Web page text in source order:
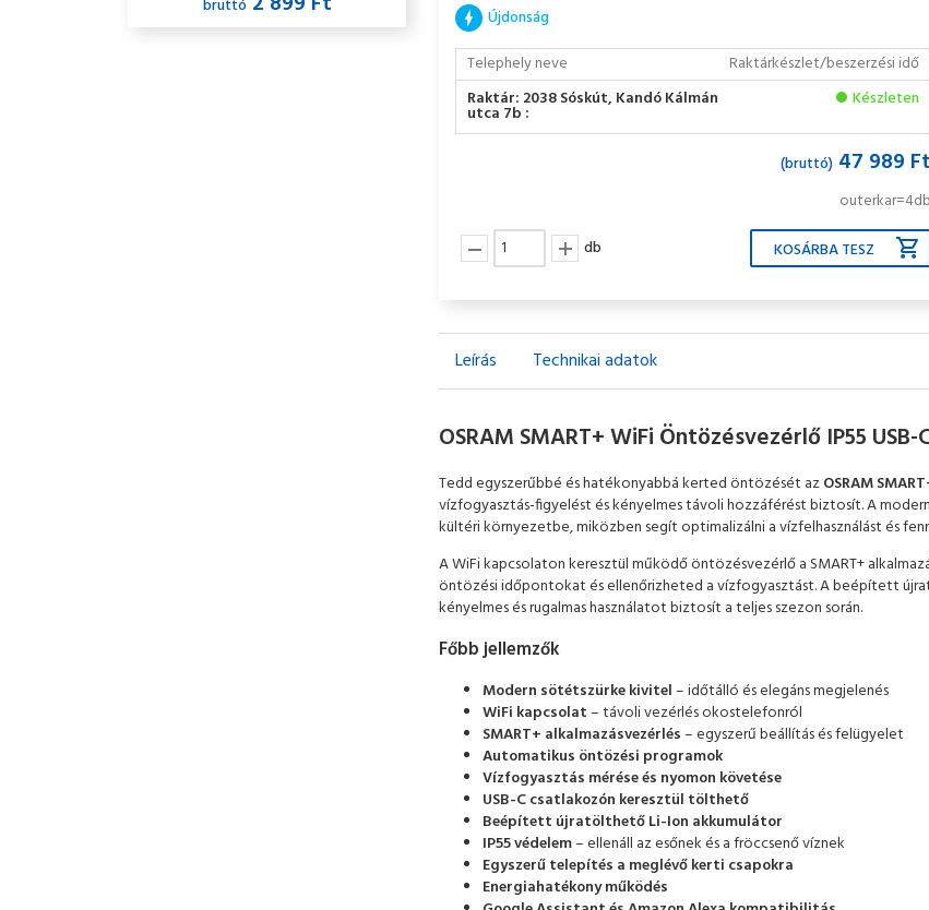
bruttó
Újdonság
Telephely neve
Raktárkészlet/beszerzési idő
Raktár: 2038 Sóskút, Kandó Kálmán
utca 7b :
Készleten
(bruttó) 47 989 Ft
outerkar=4db
db
Leírás Technikai adatok
OSRAM SMART+ WiFi Öntözésvezérlő IP55
Tedd egyszerűbbé és hatékonyabbá kerted öntözését azOSRAM
vízfogyasztás-figyelést és kényelmes távoli hozzáférést biztosít. A modern
kültéri környezetbe, miközben segít optimalizálni a vízfelhasználást és
A WiFi kapcsolaton keresztül működő öntözésvezérlő a SMART+
öntözési időpontokat és ellenőrizheted a vízfogyasztást. A beépített
kényelmes és rugalmas használatot biztosít a teljes szezon során.
Főbb jellemzők
Modern sötétszürke kivitel– időtálló és elegáns megjelenés
WiFi kapcsolat– távoli vezérlés okostelefonról
SMART+ alkalmazásvezérlés– egyszerű beállítás és felügyelet
Automatikus öntözési programok
Vízfogyasztás mérése és nyomon követése
USB-C csatlakozón keresztül tölthető
Beépített újratölthető Li-Ion akkumulátor
IP55 védelem– ellenáll az esőnek és a fröccsenő víznek
Egyszerű telepítés a meglévő kerti csapokra
Energiahatékony működés